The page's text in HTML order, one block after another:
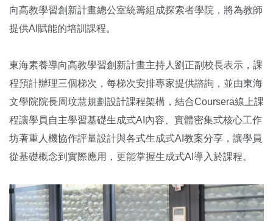
向高教學習創新計畫總公室統籌組成探索者學院，將為教師
提供AI賦能的培訓課程。
東海素養導向高教學習創新計畫主持人劉正副校長表示，課
程預計辦理三個梯次，每梯次安排專家提供諮詢，並由東海
文學院院長周玟慧規劃設計課程架構，結合Coursera線上課
程讓學員自主學習基礎生成式AI內容、實體密集式核心工作
坊著重人機協作評量設計與各式生成式AI教案分享，讓學員
從基礎概念到實際應用，更能掌握生成式AI導入於課程。